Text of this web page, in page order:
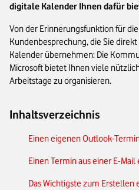
digitale Kalender Ihnen dafür
Von der Erinnerungsfunktion für
Kundenbesprechung, die Sie
Kalender übernehmen: Die
Microsoft bietet Ihnen viele
Arbeitstage zu organisieren.
Inhaltsverzeichnis
Einen eigenen Outlook-
Einen Termin aus einer E-
Das Wichtigste zum Erstellen